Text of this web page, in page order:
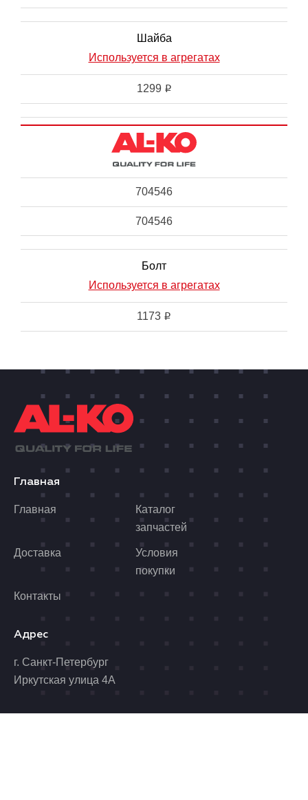
Шайба
Используется в агрегатах
1299 i
704546
704546
Болт
Используется в агрегатах
1173 i
Главная
Главная
Каталог
запчастей
Доставка
Условия
покупки
Контакты
Адрес
г. Санкт-Петербург
Иркутская улица 4А